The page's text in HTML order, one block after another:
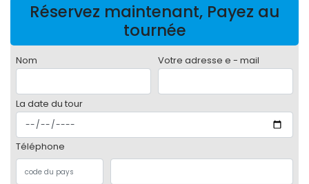
Réservez maintenant, Payez au
tournée
Nom Votre adresse e - mail
La date du tour
Téléphone